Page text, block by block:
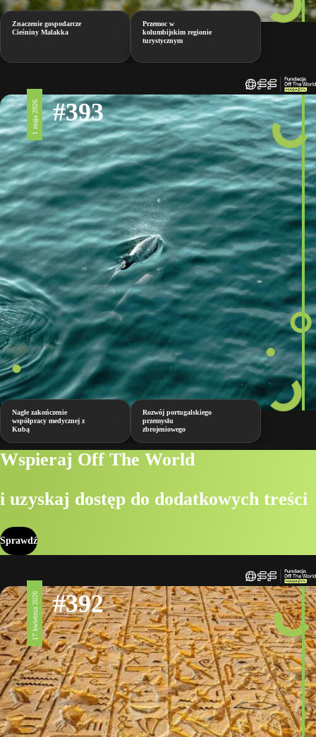
Znaczenie gospodarcze
Cieśniny Malakka
Przemoc w
kolumbijskim regionie
turystycznym
1 maja 2026 #393
Nagłe zakończenie
współpracy medycznej z
Kubą
Rozwój portugalskiego
przemysłu
zbrojeniowego
Wspieraj Off The World
i uzyskaj dostęp do dodatkowych treści
Sprawdź
17 kwietnia 2026 #392